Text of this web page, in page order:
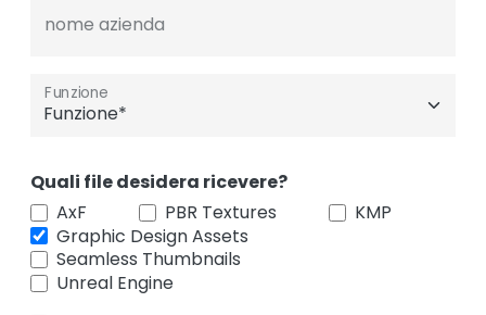
nome azienda
Funzione
Quali file desidera ricevere?
AxF
PBR Textures
KMP
Graphic Design Assets
Seamless Thumbnails
Unreal Engine